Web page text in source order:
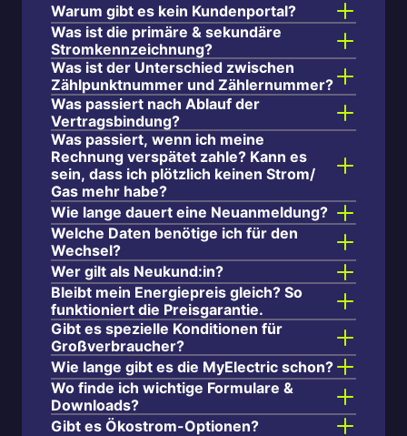
Warum gibt es kein Kundenportal?
Was ist die primäre & sekundäre
Stromkennzeichnung?
Was ist der Unterschied zwischen
Zählpunktnummer und Zählernummer?
Was passiert nach Ablauf der
Vertragsbindung?
Was passiert, wenn ich meine
Rechnung verspätet zahle? Kann es
sein, dass ich plötzlich keinen Strom/
Gas mehr habe?
Wie lange dauert eine Neuanmeldung?
Welche Daten benötige ich für den
Wechsel?
Wer gilt als Neukund:in?
Bleibt mein Energiepreis gleich? So
funktioniert die Preisgarantie.
Gibt es spezielle Konditionen für
Großverbraucher?
Wie lange gibt es die MyElectric schon?
Wo finde ich wichtige Formulare &
Downloads?
Gibt es Ökostrom-Optionen?